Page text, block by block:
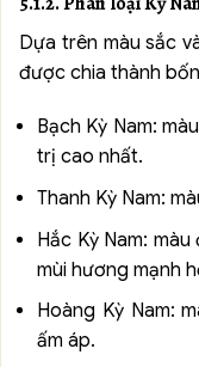
Dựa trên màu sắc
được chia thành
Bạch Kỳ Nam:
trị cao nhất.
Thanh Kỳ Nam:
Hắc Kỳ Nam:
mùi hương mạnh
Hoàng Kỳ Nam:
ấm áp.